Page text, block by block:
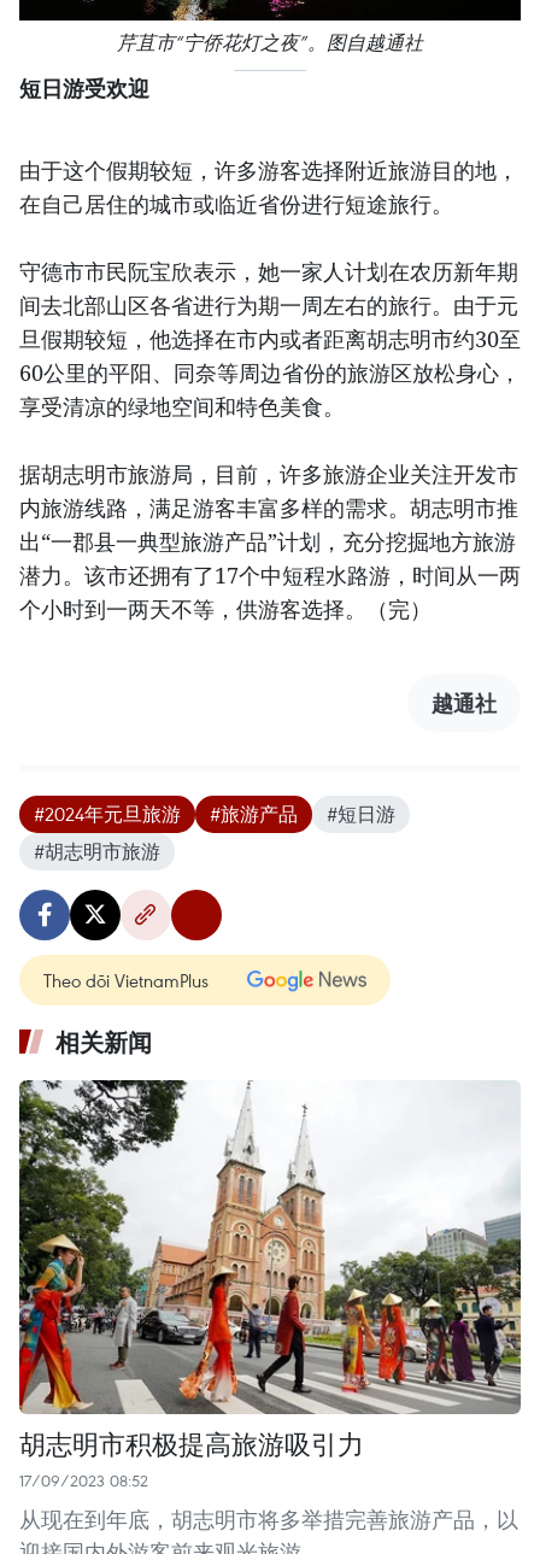
芹苴市“宁侨花灯之夜”。图自越通社
短日游受欢迎
由于这个假期较短，许多游客选择附近旅游目的地，
在自己居住的城市或临近省份进行短途旅行。
守德市市民阮宝欣表示，她一家人计划在农历新年期
间去北部山区各省进行为期一周左右的旅行。由于元
旦假期较短，他选择在市内或者距离胡志明市约30至
60公里的平阳、同奈等周边省份的旅游区放松身心，
享受清凉的绿地空间和特色美食。
据胡志明市旅游局，目前，许多旅游企业关注开发市
内旅游线路，满足游客丰富多样的需求。胡志明市推
出“一郡县一典型旅游产品”计划，充分挖掘地方旅游
潜力。该市还拥有了17个中短程水路游，时间从一两
个小时到一两天不等，供游客选择。（完）
越通社
#2024年元旦旅游 #旅游产品
#短日游
#胡志明市旅游
Theo dõi VietnamPlus
相关新闻
胡志明市积极提高旅游吸引力
17/09/2023 08:52
从现在到年底，胡志明市将多举措完善旅游产品，以